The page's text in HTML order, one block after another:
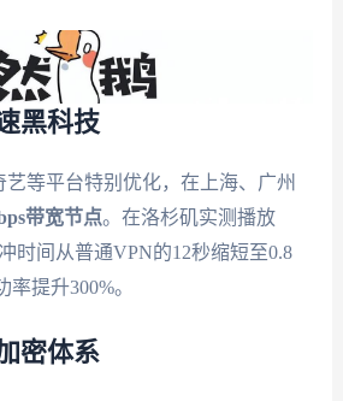
黑科技
等平台特别优化，在上海、广州
带宽节点。在洛杉矶实测播放
时间从普通VPN的12秒缩短至0.8
提升300%。
密体系